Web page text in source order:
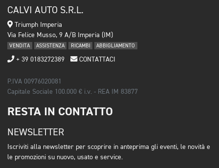
CALVI AUTO S.R.L.
Triumph Imperia
Via Felice Musso, 9 A/B Imperia (IM)
VENDITA ASSISTENZA RICAMBI ABBIGLIAMENTO
+ 39 0183272389 CONTATTACI
P.IVA 00976020081
Capitale Sociale 100.000 € i.v. - REA IM 83877
RESTA IN CONTATTO
NEWSLETTER
Iscriviti alla newsletter per scoprire in anteprima gli eventi, le novità e
le promozioni su nuovo, usato e service.